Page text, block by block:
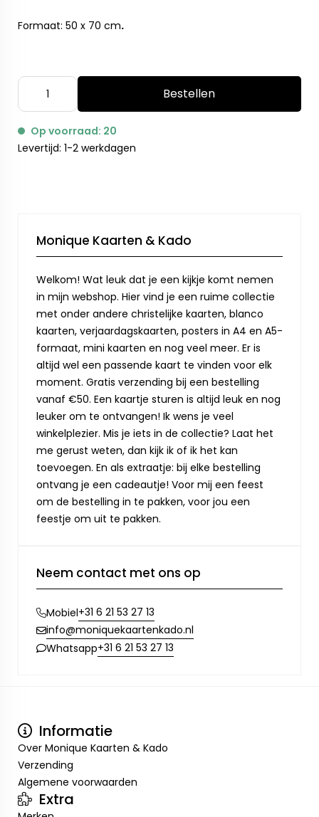
Formaat: 50 x 70 cm.
Bestellen
Op voorraad: 20
Levertijd: 1-2 werkdagen
Monique Kaarten & Kado
Welkom! Wat leuk dat je een kijkje komt nemen
in mijn webshop. Hier vind je een ruime collectie
met onder andere christelijke kaarten, blanco
kaarten, verjaardagskaarten, posters in A4 en A5-
formaat, mini kaarten en nog veel meer. Er is
altijd wel een passende kaart te vinden voor elk
moment. Gratis verzending bij een bestelling
vanaf €50. Een kaartje sturen is altijd leuk en nog
leuker om te ontvangen! Ik wens je veel
winkelplezier. Mis je iets in de collectie? Laat het
me gerust weten, dan kijk ik of ik het kan
toevoegen. En als extraatje: bij elke bestelling
ontvang je een cadeautje! Voor mij een feest
om de bestelling in te pakken, voor jou een
feestje om uit te pakken.
Neem contact met ons op
Mobiel+31 6 21 53 27 13
info@moniquekaartenkado.nl
Whatsapp+31 6 21 53 27 13
Informatie
Over Monique Kaarten & Kado
Verzending
Algemene voorwaarden
Extra